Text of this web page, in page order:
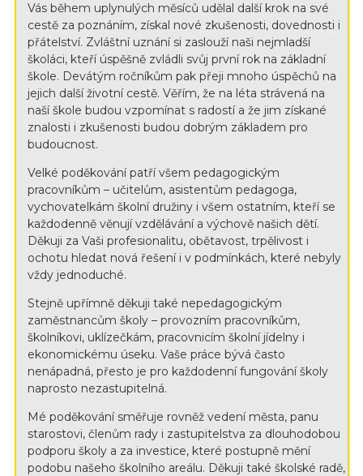
Vás během uplynulých měsíců udělal další krok na své
cestě za poznáním, získal nové zkušenosti, dovednosti i
přátelství. Zvláštní uznání si zaslouží naši nejmladší
školáci, kteří úspěšně zvládli svůj první rok na základní
škole. Devátým ročníkům pak přeji mnoho úspěchů na
jejich další životní cestě. Věřím, že na léta strávená na
naší škole budou vzpomínat s radostí a že jim získané
znalosti i zkušenosti budou dobrým základem pro
budoucnost.
Velké poděkování patří všem pedagogickým
pracovníkům – učitelům, asistentům pedagoga,
vychovatelkám školní družiny i všem ostatním, kteří se
každodenně věnují vzdělávání a výchově našich dětí.
Děkuji za Vaši profesionalitu, obětavost, trpělivost i
ochotu hledat nová řešení i v podmínkách, které nebyly
vždy jednoduché.
Stejně upřímně děkuji také nepedagogickým
zaměstnancům školy – provozním pracovníkům,
školníkovi, uklízečkám, pracovnicím školní jídelny i
ekonomickému úseku. Vaše práce bývá často
nenápadná, přesto je pro každodenní fungování školy
naprosto nezastupitelná.
Mé poděkování směřuje rovněž vedení města, panu
starostovi, členům rady i zastupitelstva za dlouhodobou
podporu školy a za investice, které postupně mění
podobu našeho školního areálu. Děkuji také školské radě,